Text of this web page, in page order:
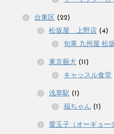
台東区 (22)
松坂屋 上野店 (4)
旬果 九州屋 松
東京藝大 (11)
キャッスル食堂
浅草駅 (1)
福ちゃん (1)
愛玉子（オーギョー